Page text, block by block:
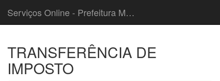
Serviços Online - Prefeitura Municipal de Caieiras
TRANSFERÊNCIA DE
IMPOSTO